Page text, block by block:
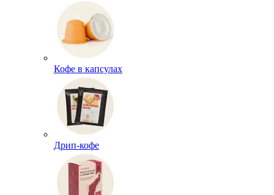
Кофе в капсулах
Дрип-кофе